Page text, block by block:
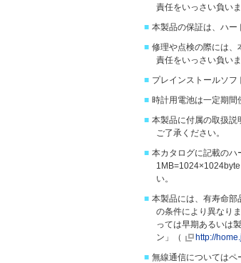
責任をいっさい負い
■ 本製品の保証は、ハー
■ 修理や点検の際には、
責任をいっさい負い
■ プレインストールソフ
■ 時計用電池は一定期間
■ 本製品に付属の取扱説
ご了承ください。
■ 本カタログに記載の
い。
■ 本製品には、有寿命部
の条件により異なり
っては早期あるいは
ン」（
http://
■ 無線通信についてはペ